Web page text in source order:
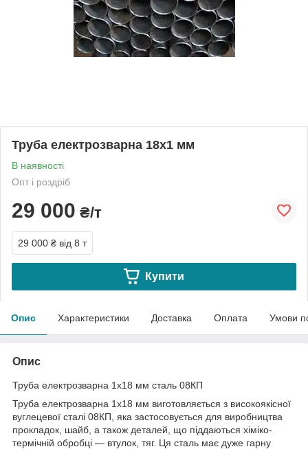
Труба електрозварна 18х1 мм
В наявності
Опт і роздріб
29 000 ₴/т
29 000 ₴ від 8 т
Купити
Опис Характеристики Доставка Оплата Умови
Опис
Труба електрозварна 1х18 мм сталь 08КП
Труба електрозварна 1х18 мм виготовляється з високоякісної
вуглецевої сталі 08КП, яка застосовується для виробництва
прокладок, шайб, а також деталей, що піддаються хіміко-
термічній обробці — втулок, тяг. Ця сталь має дуже гарну